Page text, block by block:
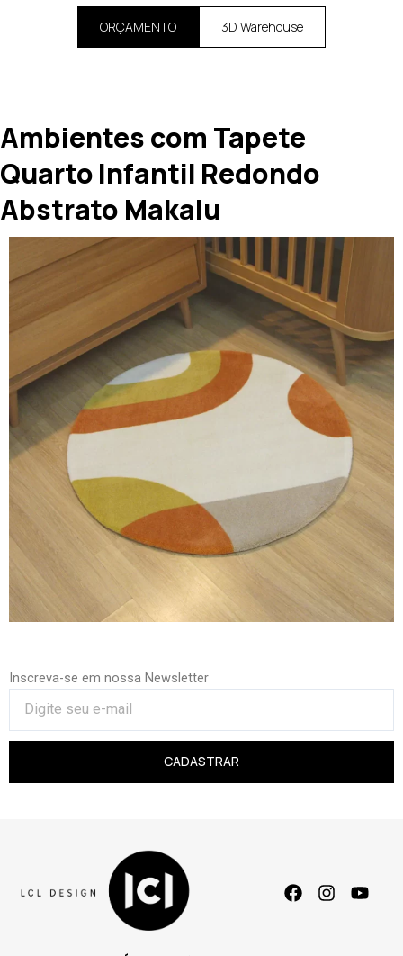
ORÇAMENTO 3D Warehouse
Ambientes com Tapete
Quarto Infantil Redondo
Abstrato Makalu
Inscreva-se em nossa Newsletter
CADASTRAR